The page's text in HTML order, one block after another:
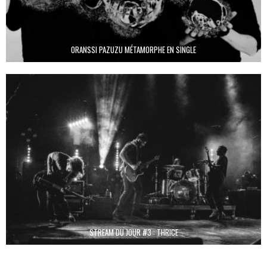
ORANSSI PAZUZU MÉTAMORPHE EN SINGLE
STREAM DU JOUR #3 : THRICE